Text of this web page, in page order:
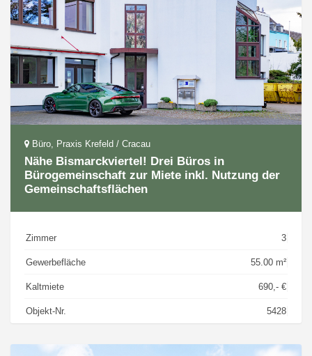
Büro, Praxis Krefeld / Cracau
Nähe Bismarckviertel! Drei Büros in
Bürogemeinschaft zur Miete inkl. Nutzung der
Gemeinschaftsflächen
Zimmer 3
Gewerbefläche 55.00 m²
Kaltmiete 690,- €
Objekt-Nr. 5428